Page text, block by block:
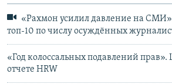
«Рахмон усилил давление на
топ-10 по числу осуждённых
«Год колоссальных подавлений прав».
отчете HRW